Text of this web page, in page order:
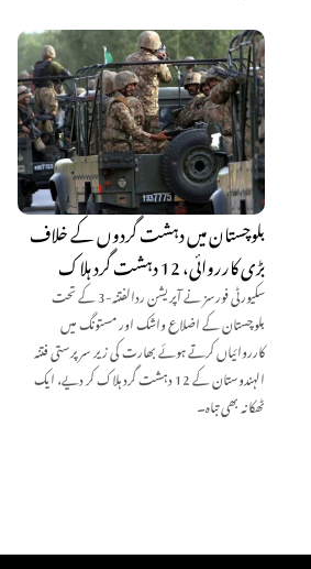
بلوچستان میں دہشت گردوں کے خلاف
بڑی کارروائی، 12 دہشت گرد ہلاک
سکیورٹی فورسز نے آپریشن ردالفتنہ-3 کے تحت
بلوچستان کے اضلاع واشک اور مستونگ میں
کارروائیاں کرتے ہوئے بھارت کی زیر سرپرستی فتنہ
الہندوستان کے 12 دہشت گرد ہلاک کر دیے، ایک
ٹھکانہ بھی تباہ۔